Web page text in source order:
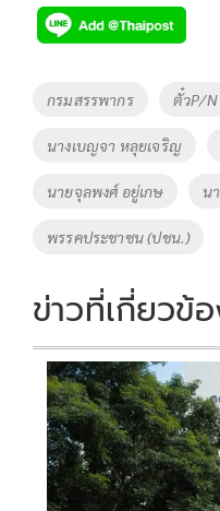
e
b
o
k
tt
er
p
y
Li
n
k
Tags
กรมสรรพากร ตั๋วP/N
นางเบญจา หลุยเจริญ
นายจุลพงศ์ อยู่เกษ น
พรรคประชาชน (ปชน.)
ข่าวที่เกี่ยวข้